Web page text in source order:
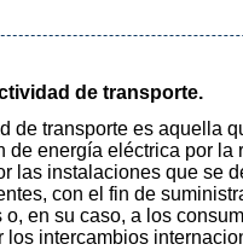
de transporte.
de transporte es aquella
de energía eléctrica por la
las instalaciones que se
con el fin de
o, en su caso, a los
los intercambios